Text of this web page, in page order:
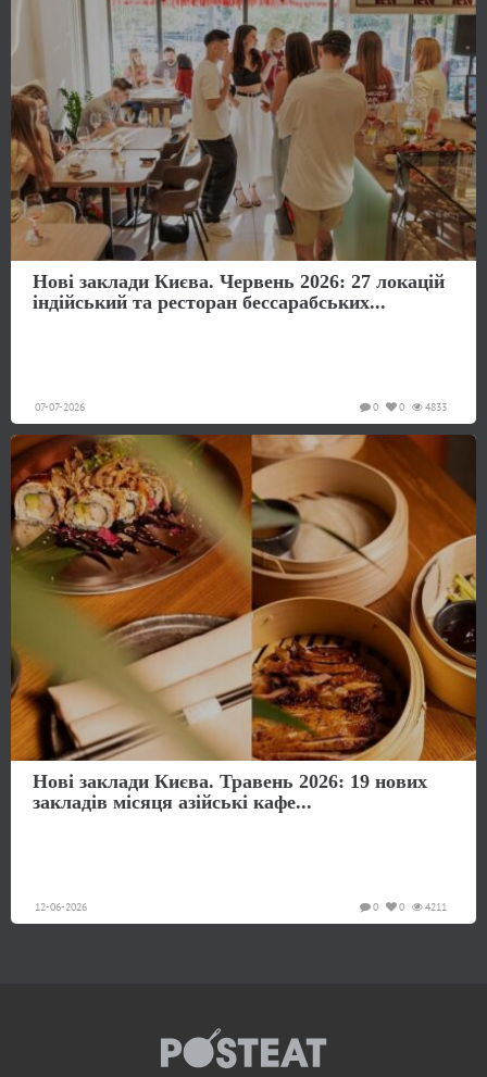
Нові заклади Києва. Червень 2026: 27 локацій
індійський та ресторан бессарабських...
07-07-2026 4833
0
0
Нові заклади Києва. Травень 2026: 19 нових
закладів місяця азійські кафе...
12-06-2026 4211
0
0